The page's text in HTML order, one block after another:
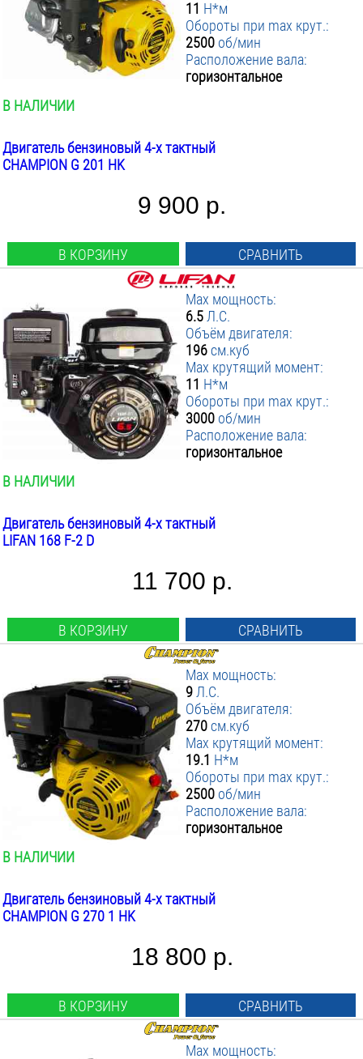
16.7
17
18.5
11 Н*м
Обороты при max крут.:
2500 об/мин
Расположение вала:
горизонтальное
В НАЛИЧИИ
Двигатель бензиновый 4-х тактный
CHAMPION G 201 HK
9 900 р.
В КОРЗИНУ СРАВНИТЬ
Max мощность:
6.5 Л.С.
Объём двигателя:
196см.куб
Max крутящий момент:
11 Н*м
Обороты при max крут.:
3000 об/мин
Расположение вала:
горизонтальное
В НАЛИЧИИ
Двигатель бензиновый 4-х тактный
LIFAN 168 F-2 D
11 700 р.
В КОРЗИНУ СРАВНИТЬ
Max мощность:
9 Л.С.
Объём двигателя:
270см.куб
Max крутящий момент:
19.1 Н*м
Обороты при max крут.:
2500 об/мин
Расположение вала:
горизонтальное
В НАЛИЧИИ
Двигатель бензиновый 4-х тактный
CHAMPION G 270 1 HK
18 800 р.
В КОРЗИНУ СРАВНИТЬ
Max мощность: